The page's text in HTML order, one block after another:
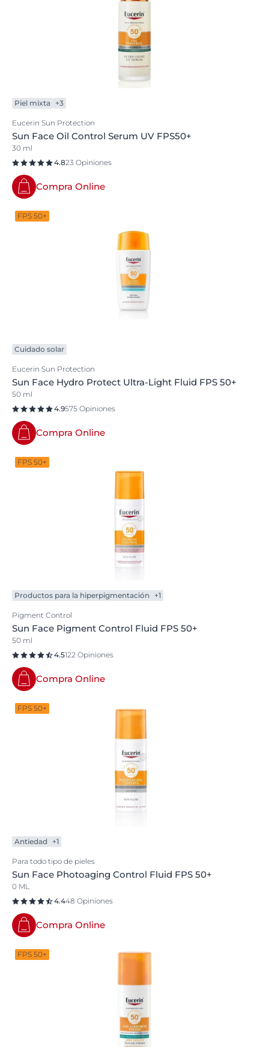
Piel mixta +3
Eucerin Sun Protection
Sun Face Oil Control Serum UV FPS50+
30 ml
4.823 Opiniones
Compra Online
FPS 50+
Cuidado solar
Eucerin Sun Protection
Sun Face Hydro Protect Ultra-Light Fluid FPS 50+
50 ml
4.9575 Opiniones
Compra Online
FPS 50+
Productos para la hiperpigmentación +1
Pigment Control
Sun Face Pigment Control Fluid FPS 50+
50 ml
4.5122 Opiniones
Compra Online
FPS 50+
Antiedad +1
Para todo tipo de pieles
Sun Face Photoaging Control Fluid FPS 50+
0 ML
4.448 Opiniones
Compra Online
FPS 50+